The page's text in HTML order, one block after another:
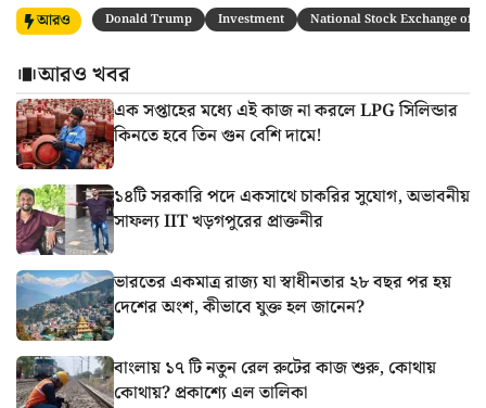
আরও Donald Trump Investment National Stock Exchange of
আরও খবর
এক সপ্তাহের মধ্যে এই কাজ না করলে LPG সিলিন্ডার
কিনতে হবে তিন গুন বেশি দামে!
১৪টি সরকারি পদে একসাথে চাকরির সুযোগ, অভাবনীয়
সাফল্য IIT খড়গপুরের প্রাক্তনীর
ভারতের একমাত্র রাজ্য যা স্বাধীনতার ২৮ বছর পর হয়
দেশের অংশ, কীভাবে যুক্ত হল জানেন?
বাংলায় ১৭ টি নতুন রেল রুটের কাজ শুরু, কোথায়
কোথায়? প্রকাশ্যে এল তালিকা